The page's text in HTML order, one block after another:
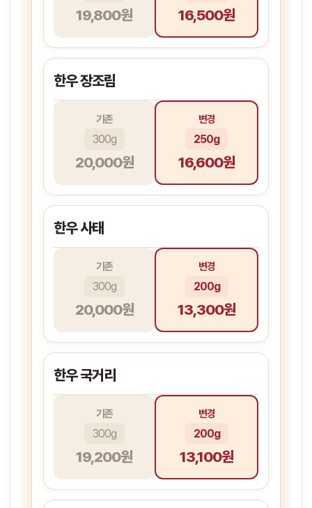
19,800원 16,500원
한우 장조림
기존
20,000원
300g
변경
16,600원
250g
한우 사태
기존
20,000원
300g
변경
13,300원
200g
한우 국거리
기존
19,200원
300g
변경
13,100원
200g